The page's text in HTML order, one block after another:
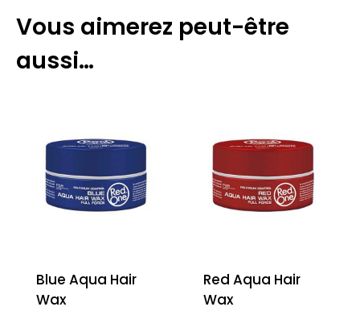
Vous aimerez peut-être
aussi…
Blue Aqua Hair
Wax
Red Aqua Hair
Wax